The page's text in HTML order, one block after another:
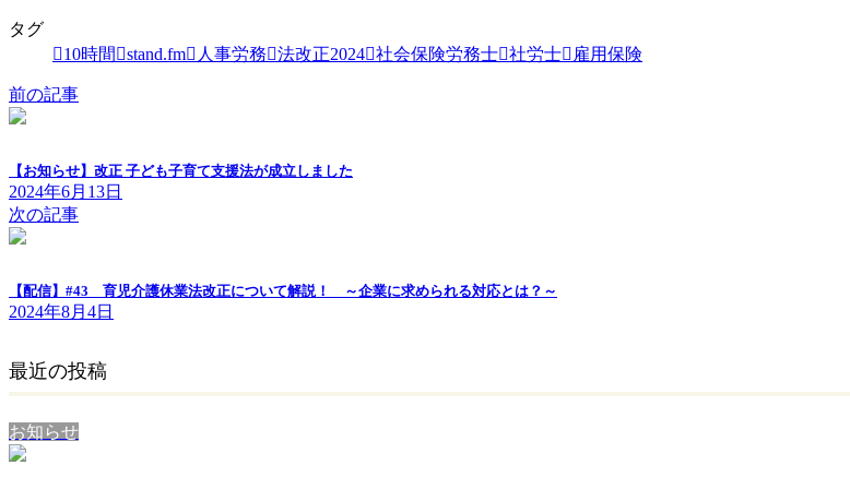
タグ
10時間
stand.fm 人事労務 法改正2024 社会保険労務士 社労士 雇用保険
前の記事
【お知らせ】改正 子ども子育て支援法が成立しました
2024年6月13日
次の記事
【配信】#43 育児介護休業法改正について解説！ ～企業に求められる対応とは？～
2024年8月4日
最近の投稿
お知らせ